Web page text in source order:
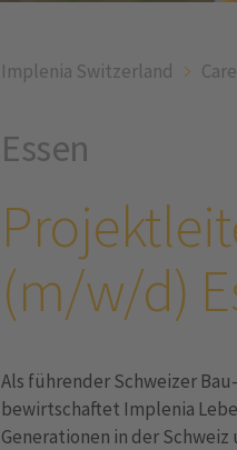
Implenia Switzerland
Essen
(m/w/d)
Als führender Schweizer
bewirtschaftet Implenia
Generationen in der